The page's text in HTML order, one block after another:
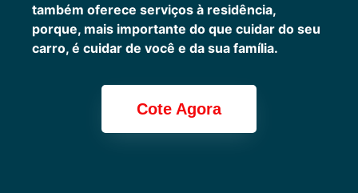
também oferece serviços à residência,
porque, mais importante do que cuidar do seu
carro, é cuidar de você e da sua família.
Cote Agora